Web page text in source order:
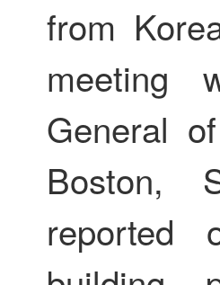
from
meeting
General
Boston,
reported